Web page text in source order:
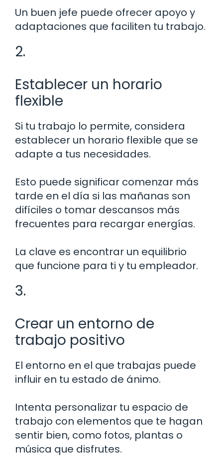
Un buen jefe puede ofrecer apoyo y
adaptaciones que faciliten tu trabajo.
2.
Establecer un horario
flexible
Si tu trabajo lo permite, considera
establecer un horario flexible que se
adapte a tus necesidades.
Esto puede significar comenzar más
tarde en el día si las mañanas son
difíciles o tomar descansos más
frecuentes para recargar energías.
La clave es encontrar un equilibrio
que funcione para ti y tu empleador.
3.
Crear un entorno de
trabajo positivo
El entorno en el que trabajas puede
influir en tu estado de ánimo.
Intenta personalizar tu espacio de
trabajo con elementos que te hagan
sentir bien, como fotos, plantas o
música que disfrutes.